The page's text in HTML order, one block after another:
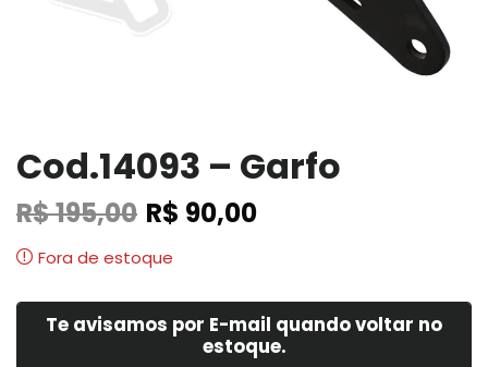
Cod.14093 – Garfo
R$195,00 R$ 90,00
Fora de estoque
Te avisamos por E-mail quando voltar no
estoque.